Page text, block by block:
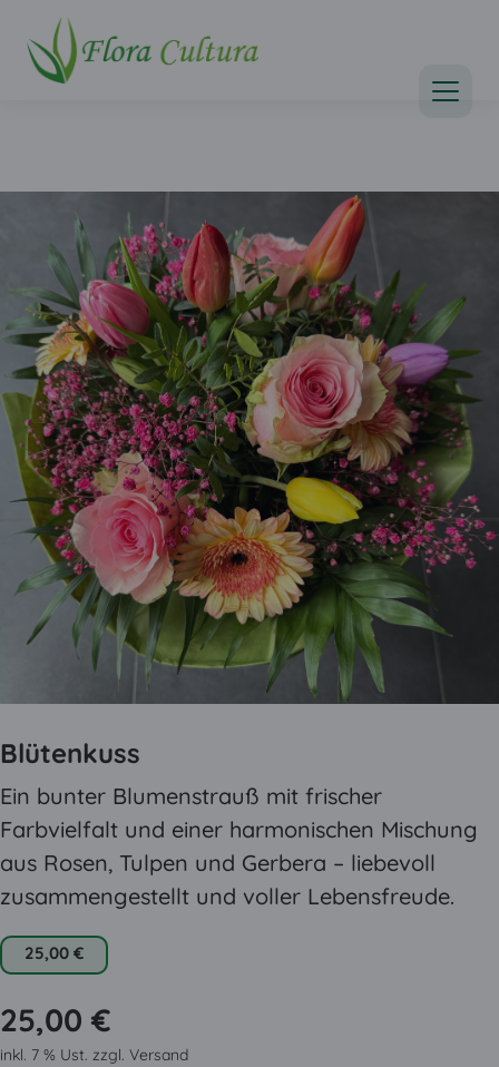
Blütenkuss
Ein bunter Blumenstrauß mit frischer
Farbvielfalt und einer harmonischen Mischung
aus Rosen, Tulpen und Gerbera – liebevoll
zusammengestellt und voller Lebensfreude.
25,00 €
25,00 €
inkl. 7 % Ust. zzgl. Versand